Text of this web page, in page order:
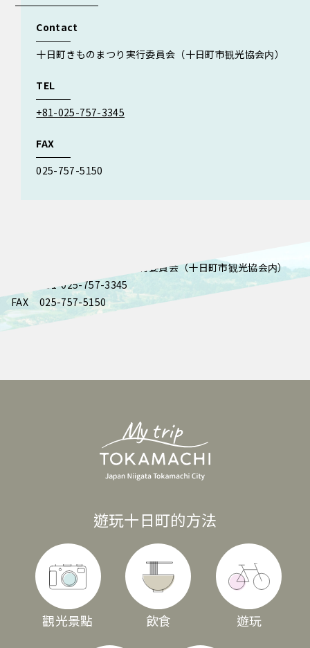
Contact
十日町きものまつり実行委員会（十日町市観光協会内）
TEL
+81-025-757-3345
FAX
025-757-5150
十日町きものまつり実行委員会（十日町市観光協会内）
+81-025-757-3345
FAX
025-757-5150
遊玩十日町的方法
觀光景點 飲食 遊玩